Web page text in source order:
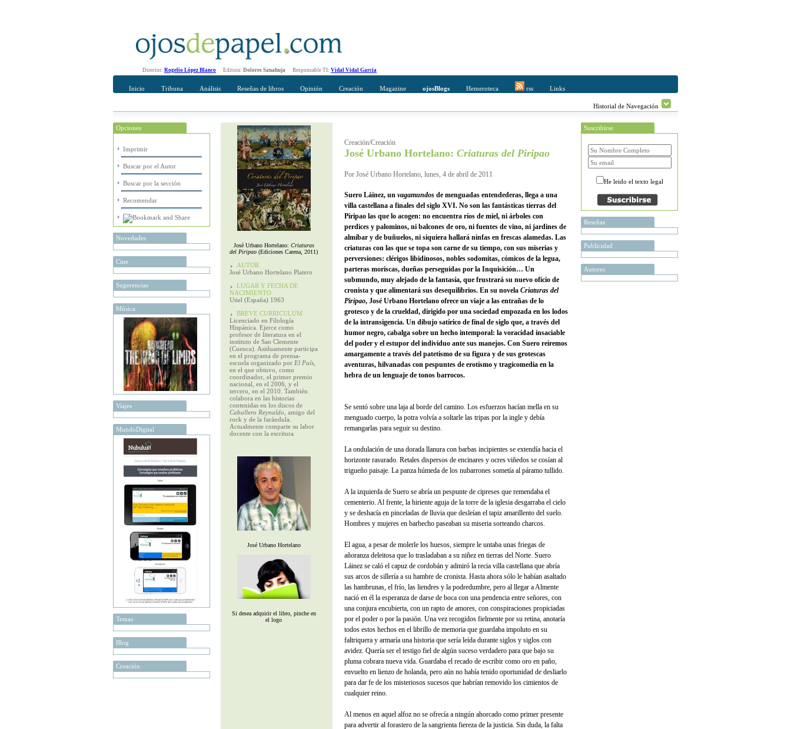
Director: Rogelio López Blanco Editora: Dolores Sanahuja Responsable TI: Vidal Vidal Garcia
Inicio Tribuna Análisis Reseñas de libros Opinión Creación Magazine ojosBlogs Hemeroteca rss Links
Historial de Navegación
Opciones
Imprimir
Buscar por el Autor
Buscar por la sección
Recomendar
Novedades
Cine
Sugerencias
Música
Viajes
MundoDigital
Temas
Blog
Creación
Recomendar
Su nombre Completo
José Urbano Hortelano: Criaturas
del Piripao (Ediciones Carena, 2011)
AUTOR
José Urbano Hortelano Platero
LUGAR Y FECHA DE
NACIMIENTO
Utiel (España) 1963
BREVE CURRICULUM
Licenciado en Filología
Hispánica. Ejerce como
profesor de literatura en el
instituto de San Clemente
(Cuenca). Asiduamente participa
en el programa de prensa-
escuela organizado por El País
en el que obtuvo, como
coordinador, el primer premio
nacional, en el 2006, y el
tercero, en el 2010. También
colabora en las historias
contenidas en los discos de
Caballero Reynaldo , amigo del
rock y de la farándula.
Actualmente comparte su labor
docente con la escritura
José Urbano Hortelano
Si desea adquirir el libro, pinche en
el logo
Creación/Creación
José Urbano Hortelano: Criaturas del Piripao
Por José Urbano Hortelano, lunes, 4 de abril de 2011
Suero Láinez, un vagamundos de menguadas entendederas, llega a una
villa castellana a finales del siglo XVI. No son las fantásticas tierras del
Piripao las que lo acogen: no encuentra ríos de miel, ni árboles con
perdices y palominos, ni balcones de oro, ni fuentes de vino, ni jardines de
almíbar y de buñuelos, ni siquiera hallará ninfas en frescas alamedas. Las
criaturas con las que se topa son carne de su tiempo, con sus miserias y
perversiones: clérigos libidinosos, nobles sodomitas, cómicos de la legua,
parteras moriscas, dueñas perseguidas por la Inquisición… Un
submundo, muy alejado de la fantasía, que frustrará su nuevo oficio de
cronista y que alimentará sus desequilibrios. En su novela Criaturas del
Piripao, José Urbano Hortelano ofrece un viaje a las entrañas de lo
grotesco y de la crueldad, dirigido por una sociedad empozada en los lodos
de la intransigencia. Un dibujo satírico de final de siglo que, a través del
humor negro, cabalga sobre un hecho intemporal: la voracidad insaciable
del poder y el estupor del individuo ante sus manejos. Con Suero reiremos
amargamente a través del patetismo de su figura y de sus grotescas
aventuras, hilvanadas con pespuntes de erotismo y tragicomedia en la
hebra de un lenguaje de tonos barrocos.
Se sentó sobre una laja al borde del camino. Los esfuerzos hacían mella en su
menguado cuerpo, la potra volvía a soltarle las tripas por la ingle y debía
remangarlas para seguir su destino.
La ondulación de una dorada llanura con barbas incipientes se extendía hacia el
horizonte rasurado. Retales dispersos de encinares y ocres viñedos se cosían al
trigueño paisaje. La panza húmeda de los nubarrones sometía al páramo tullido.
A la izquierda de Suero se abría un pespunte de cipreses que remendaba el
cementerio. Al frente, la hiriente aguja de la torre de la iglesia desgarraba el cielo
y se deshacía en pinceladas de lluvia que desleían el tapiz amarillento del suelo.
Hombres y mujeres en barbecho paseaban su miseria sorteando charcos.
El agua, a pesar de molerle los huesos, siempre le untaba unas friegas de
añoranza deleitosa que lo trasladaban a su niñez en tierras del Norte. Suero
Láinez se caló el capuz de cordobán y admiró la recia villa castellana que abría
sus arcos de sillería a su hambre de cronista. Hasta ahora sólo le habían asaltado
las hambrunas, el frío, las liendres y la podredumbre, pero al llegar a Almente
nació en él la esperanza de darse de boca con una pendencia entre señores, con
una conjura encubierta, con un rapto de amores, con conspiraciones propiciadas
por el poder o por la pasión. Una vez recogidos fielmente por su retina, anotaría
todos estos hechos en el librillo de memoria que guardaba impoluto en su
faltriquera y armaría una historia que sería leída durante siglos y siglos con
avidez. Quería ser el testigo fiel de algún suceso verdadero para que bajo su
pluma cobrara nueva vida. Guardaba el recado de escribir como oro en paño,
envuelto en lienzo de holanda, pero aún no había tenido oportunidad de desliarlo
para dar fe de los misteriosos sucesos que habrían removido los cimientos de
cualquier reino.
Al menos en aquel alfoz no se ofrecía a ningún ahorcado como primer presente
para advertir al forastero de la sangrienta fiereza de la justicia. Sin duda, la falta
Suscribirse
He leido el texto legal
Reseñas
Publicidad
Autores